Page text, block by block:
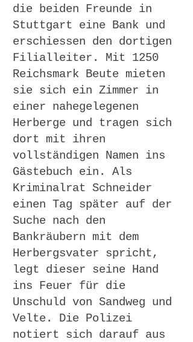
die beiden Freunde in
Stuttgart eine Bank und
erschiessen den dortigen
Filialleiter. Mit 1250
Reichsmark Beute mieten
sie sich ein Zimmer in
einer nahegelegenen
Herberge und tragen sich
dort mit ihren
vollständigen Namen ins
Gästebuch ein. Als
Kriminalrat Schneider
einen Tag später auf der
Suche nach den
Bankräubern mit dem
Herbergsvater spricht,
legt dieser seine Hand
ins Feuer für die
Unschuld von Sandweg und
Velte. Die Polizei
notiert sich darauf aus